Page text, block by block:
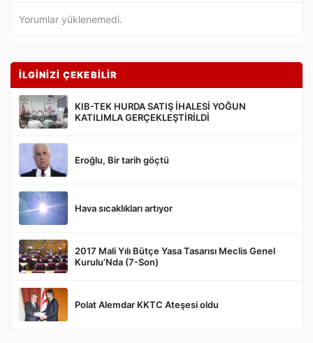
Gönder
Yorumlar yüklenemedi.
İLGİNİZİ ÇEKEBİLİR
KIB-TEK HURDA SATIŞ İHALESİ YOĞUN
KATILIMLA GERÇEKLEŞTİRİLDİ
Eroğlu, Bir tarih göçtü
Hava sıcaklıkları artıyor
2017 Mali Yılı Bütçe Yasa Tasarısı Meclis Genel
Kurulu’Nda (7-Son)
Polat Alemdar KKTC Ateşesi oldu